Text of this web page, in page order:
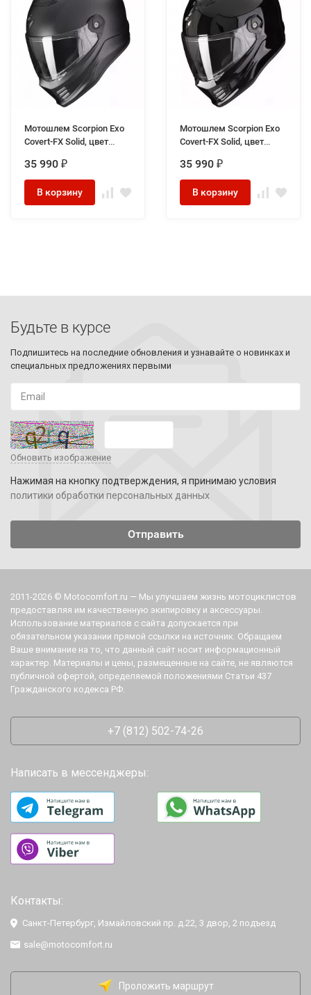
Мотошлем Scorpion Exo
Covert-FX Solid, цвет
35 990 ₽
В корзину
Мотошлем Scorpion Exo
Covert-FX Solid, цвет
35 990 ₽
В корзину
Будьте в курсе
Подпишитесь на последние обновления и узнавайте о новинках и
специальных предложениях первыми
Обновить изображение
Нажимая на кнопку подтверждения, я принимаю условия
политики обработки персональных данных
2011-2026 © Motocomfort.ru — Мы улучшаем жизнь мотоциклистов
предоставляя им качественную экипировку и аксессуары.
Использование материалов с сайта допускается при
обязательном указании прямой ссылки на источник. Обращаем
Ваше внимание на то, что данный сайт носит информационный
характер. Материалы и цены, размещенные на сайте, не являются
публичной офертой, определяемой положениями Статьи 437
Гражданского кодекса РФ.
+7 (812) 502-74-26
Написать в мессенджеры:
Контакты:
Санкт-Петербург, Измайловский пр. д.22, 3 двор, 2 подъезд
sale@motocomfort.ru
Проложить маршрут